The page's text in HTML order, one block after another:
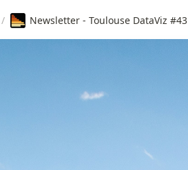
/ Newsletter - Toulouse DataViz #43